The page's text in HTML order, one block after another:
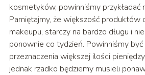
kosmetyków, powinniśmy przykładać
Pamiętajmy, że większość produktów
makeupu, starczy na bardzo długu i
ponownie co tydzień. Powinniśmy być
przeznaczenia większej ilości
jednak rzadko będziemy musieli